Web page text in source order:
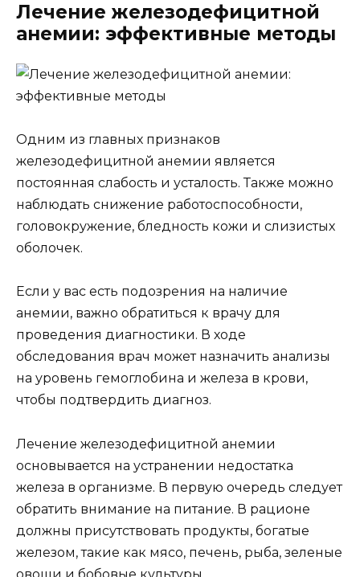
Лечение железодефицитной
анемии: эффективные методы
Одним из главных признаков
железодефицитной анемии является
постоянная слабость и усталость. Также можно
наблюдать снижение работоспособности,
головокружение, бледность кожи и слизистых
оболочек.
Если у вас есть подозрения на наличие
анемии, важно обратиться к врачу для
проведения диагностики. В ходе
обследования врач может назначить анализы
на уровень гемоглобина и железа в крови,
чтобы подтвердить диагноз.
Лечение железодефицитной анемии
основывается на устранении недостатка
железа в организме. В первую очередь следует
обратить внимание на питание. В рационе
должны присутствовать продукты, богатые
железом, такие как мясо, печень, рыба, зеленые
овощи и бобовые культуры.